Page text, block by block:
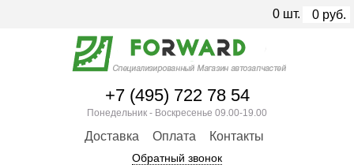
+7 (495) 722 78 54
Понедельник - Воскресенье 09.00-19.00
Доставка Оплата Контакты
Обратный звонок
0 шт. 0 руб.